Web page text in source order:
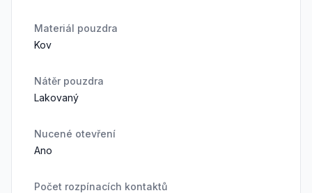
Materiál pouzdra
Kov
Nátěr pouzdra
Lakovaný
Nucené otevření
Ano
Počet rozpínacích kontaktů